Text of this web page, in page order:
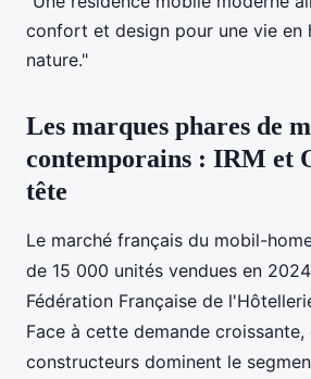
confort et design pour une vie en
nature."
Les marques phares de
contemporains : IRM et
tête
Le marché français du mobil-
de 15 000 unités vendues en
Fédération Française de
Face à cette demande croissante,
constructeurs dominent le